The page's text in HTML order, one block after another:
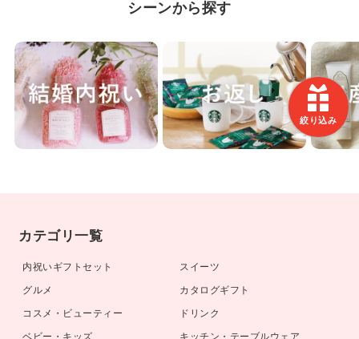
絞り込み
シーンから探す
カテゴリ一覧
内祝いギフトセット
スイーツ
グルメ
カタログギフト
コスメ・ビューティー
ドリンク
ベビー・キッズ
キッチン・テーブルウェア